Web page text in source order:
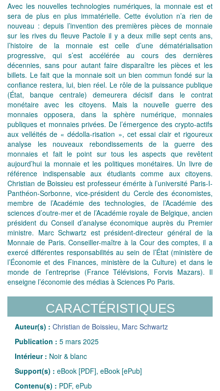
Avec les nouvelles technologies numériques, la monnaie est et
sera de plus en plus immatérielle. Cette évolution n’a rien de
nouveau : depuis l’invention des premières pièces de monnaie
sur les rives du fleuve Pactole il y a deux mille sept cents ans,
l’histoire de la monnaie est celle d’une dématérialisation
progressive, qui s’est accélérée au cours des dernières
décennies, sans pour autant faire disparaître les pièces et les
billets. Le fait que la monnaie soit un bien commun fondé sur la
confiance restera, lui, bien réel. Le rôle de la puissance publique
(État, banque centrale) demeurera décisif dans le contrat
monétaire avec les citoyens. Mais la nouvelle guerre des
monnaies opposera, dans la sphère numérique, monnaies
publiques et monnaies privées. De l’émergence des crypto-actifs
aux velléités de « dédolla-risation », cet essai clair et rigoureux
analyse les nouveaux rebondissements de la guerre des
monnaies et fait le point sur tous les aspects que revêtent
aujourd’hui la monnaie et les politiques monétaires. Un livre de
référence indispensable aux étudiants comme aux citoyens.
Christian de Boissieu est professeur émérite à l’université Paris-I-
Panthéon-Sorbonne, vice-président du Cercle des économistes,
membre de l’Académie des technologies, de l’Académie des
sciences d’outre-mer et de l’Académie royale de Belgique, ancien
président du Conseil d’analyse économique auprès du Premier
ministre. Marc Schwartz est président-directeur général de la
Monnaie de Paris. Conseiller-maître à la Cour des comptes, il a
exercé différentes responsabilités au sein de l’État (ministère de
l’Économie et des Finances, ministère de la Culture) et dans le
monde de l’entreprise (France Télévisions, Forvis Mazars). Il
enseigne l’économie des médias à Sciences Po Paris.
CARACTÉRISTIQUES
Auteur(s) : Christian de Boissieu, Marc Schwartz
Publication : 5 mars 2025
Intérieur : Noir & blanc
Support(s) : eBook [PDF], eBook [ePub]
Contenu(s) : PDF, ePub